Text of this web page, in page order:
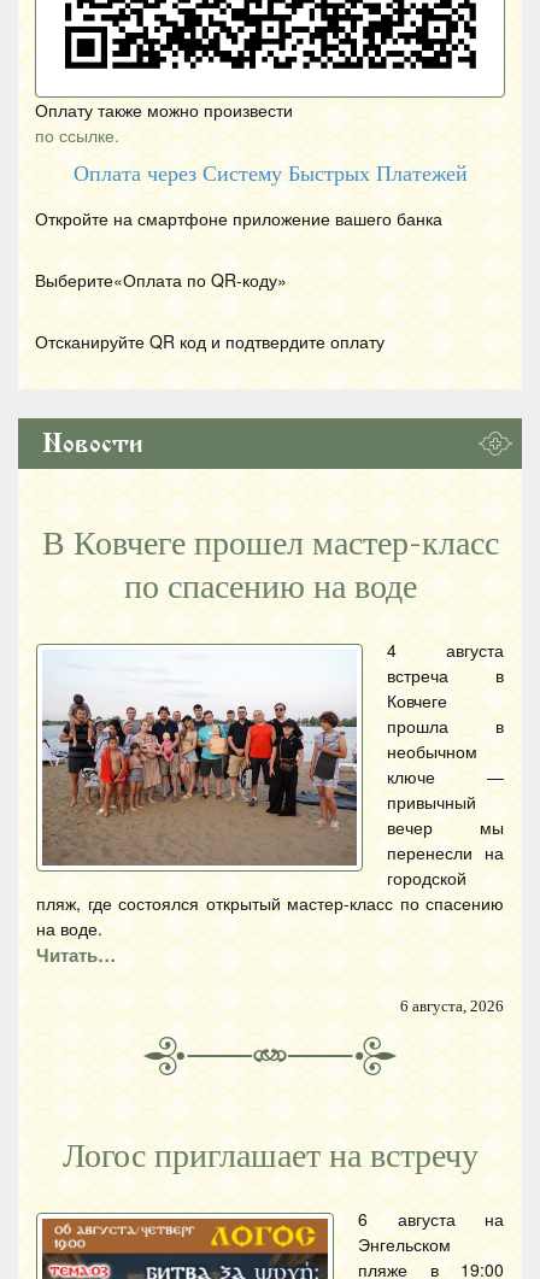
Оплату также можно произвести
по ссылке.
Оплата через Систему Быстрых Платежей
Откройте на смартфоне приложение вашего банка
Выберите«Оплата по QR-коду»
Отсканируйте QR код и подтвердите оплату
Новости
В Ковчеге прошел мастер-класс
по спасению на воде
4 августа
встреча в
Ковчеге
прошла в
необычном
ключе —
привычный
вечер мы
перенесли на
городской
пляж, где состоялся открытый мастер-класс по спасению
на воде.
Читать…
6 августа, 2026
Логос приглашает на встречу
6 августа на
Энгельском
пляже в 19:00